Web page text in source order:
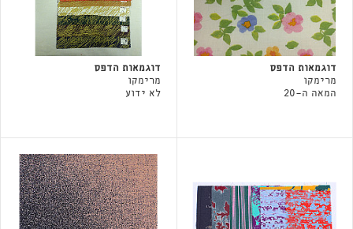
דוגמאות הדפס
מרימקו
המאה ה-20
דוגמאות הדפס
מרימקו
לא ידוע